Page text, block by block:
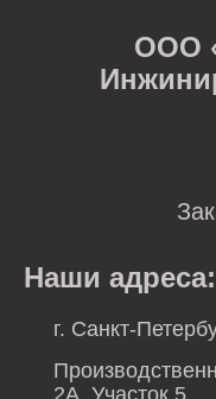
ООО
Наши адреса:
г. Санкт-